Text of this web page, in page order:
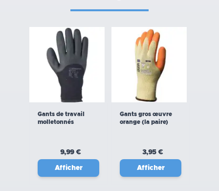
Gants de travail
molletonnés
9,99 €
Afficher
Gants gros œuvre
orange (la paire)
3,95 €
Afficher